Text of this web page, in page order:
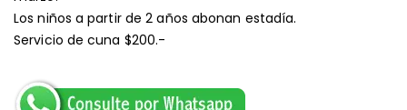
Los niños a partir de 2 años abonan estadía.
Servicio de cuna $200.-